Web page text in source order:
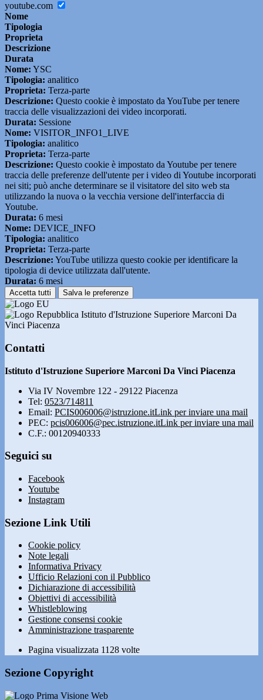
youtube.com
Nome
Tipologia
Proprieta
Descrizione
Durata
Nome: YSC
Tipologia: analitico
Proprieta: Terza-parte
Descrizione: Questo cookie è impostato da YouTube per tenere
traccia delle visualizzazioni dei video incorporati.
Durata: Sessione
Nome: VISITOR_INFO1_LIVE
Tipologia: analitico
Proprieta: Terza-parte
Descrizione: Questo cookie è impostato da Youtube per tenere
traccia delle preferenze dell'utente per i video di Youtube incorporati
nei siti; può anche determinare se il visitatore del sito web sta
utilizzando la nuova o la vecchia versione dell'interfaccia di
Youtube.
Durata: 6 mesi
Nome: DEVICE_INFO
Tipologia: analitico
Proprieta: Terza-parte
Descrizione: YouTube utilizza questo cookie per identificare la
tipologia di device utilizzata dall'utente.
Durata: 6 mesi
Accetta tutti Salva le preferenze
Istituto d'Istruzione Superiore Marconi Da
Vinci Piacenza
Contatti
Istituto d'Istruzione Superiore Marconi Da Vinci Piacenza
Via IV Novembre 122 - 29122 Piacenza
Tel: 0523/714811
Email: PCIS006006@istruzione.itLink per inviare una mail
PEC: pcis006006@pec.istruzione.itLink per inviare una mail
C.F.: 00120940333
Seguici su
Facebook
Youtube
Instagram
Sezione Link Utili
Cookie policy
Note legali
Informativa Privacy
Ufficio Relazioni con il Pubblico
Dichiarazione di accessibilità
Obiettivi di accessibilità
Whistleblowing
Gestione consensi cookie
Amministrazione trasparente
Pagina visualizzata 1128 volte
Sezione Copyright